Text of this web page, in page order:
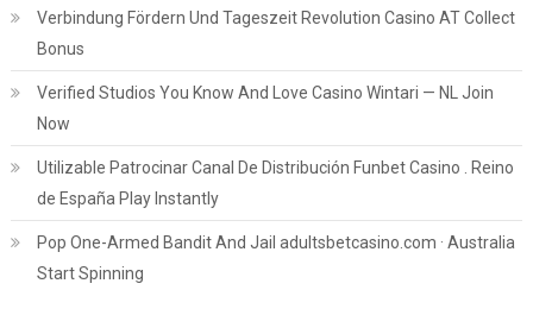
Verbindung Fördern Und Tageszeit Revolution Casino AT Collect
Bonus
Verified Studios You Know And Love Casino Wintari — NL Join
Now
Utilizable Patrocinar Canal De Distribución Funbet Casino . Reino
de España Play Instantly
Pop One-Armed Bandit And Jail adultsbetcasino.com · Australia
Start Spinning